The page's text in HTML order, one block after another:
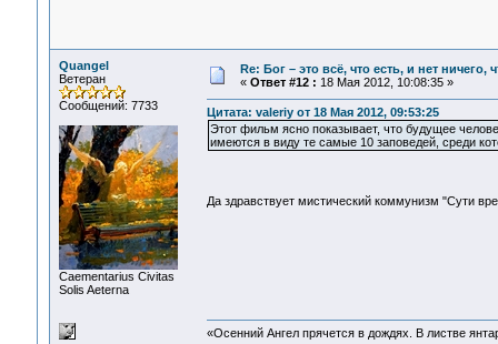
Quangel
Ветеран
Сообщений: 7733
Сaementarius Civitas
Solis Aeterna
Re: Бог – это всё, что есть, и нет
« Ответ #12 : 18 Мая 2012, 10:08:35 »
Цитата: valeriy от 18 Мая 2012, 09:53:25
Этот фильм ясно показывает, что будущее
имеются в виду те самые 10 заповедей, среди
Да здравствует мистический коммунизм "Сути
«Осенний Ангел прячется в дождях. В листве